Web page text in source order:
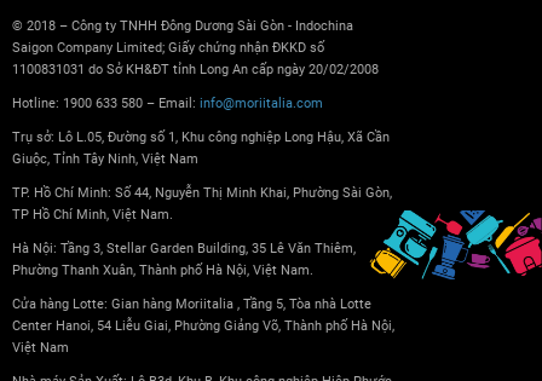
© 2018 – Công ty TNHH Đông Dương Sài Gòn - Indochina
Saigon Company Limited; Giấy chứng nhận ĐKKD số
1100831031 do Sở KH&ĐT tỉnh Long An cấp ngày 20/02/2008
Hotline: 1900 633 580 – Email: info@moriitalia.com
Trụ sở: Lô L.05, Đường số 1, Khu công nghiệp Long Hậu, Xã Cần
Giuộc, Tỉnh Tây Ninh, Việt Nam
TP. Hồ Chí Minh: Số 44, Nguyễn Thị Minh Khai, Phường Sài Gòn,
TP Hồ Chí Minh, Việt Nam.
Hà Nội: Tầng 3, Stellar Garden Building, 35 Lê Văn Thiêm,
Phường Thanh Xuân, Thành phố Hà Nội, Việt Nam.
Cửa hàng Lotte: Gian hàng Moriitalia , Tầng 5, Tòa nhà Lotte
Center Hanoi, 54 Liễu Giai, Phường Giảng Võ, Thành phố Hà Nội,
Việt Nam